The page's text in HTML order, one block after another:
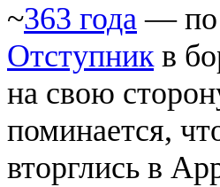
~363 года — по
Отступникв
на свою
поминается,
вторглись в